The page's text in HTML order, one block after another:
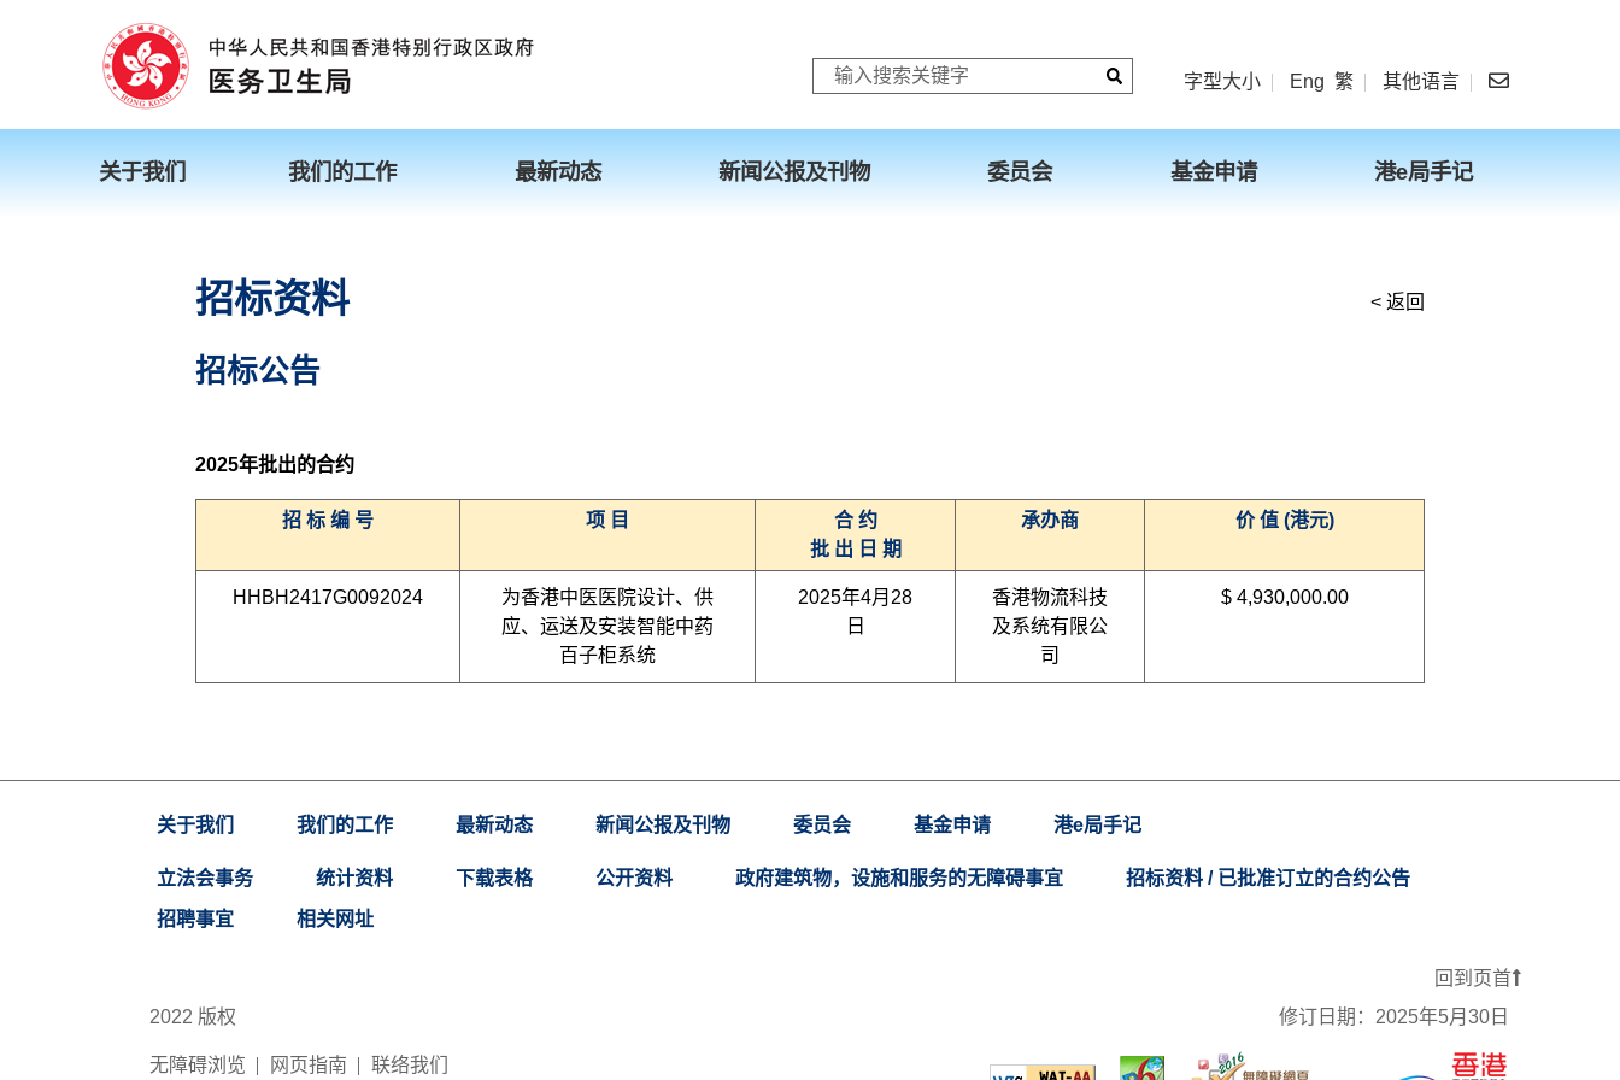
字型大小 Eng 繁 其他语言
关于我们 我们的工作 最新动态 新闻公报及刊物 委员会 基金申请 港e局手记
招标资料
招标公告
< 返回
2025年批出的合约
招 标 编 号 项 目
合 约
批 出 日 期
承办商 价 值 (港元)
HHBH2417G0092024
为香港中医医院设计、供
应、运送及安装智能中药
百子柜系统
2025年4月28
日
香港物流科技
及系统有限公
司
$ 4,930,000.00
关于我们 我们的工作 最新动态 新闻公报及刊物 委员会 基金申请 港e局手记
立法会事务 统计资料 下载表格 公开资料 政府建筑物，设施和服务的无障碍事宜
招标资料 / 已批准订立的合约公告
招聘事宜
相关网址
回到页首
2022 版权
无障碍浏览 网页指南 联络我们
修订日期： 2025年5月30日